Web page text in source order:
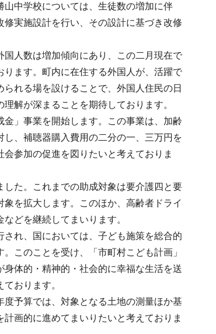
中学校については、生徒数の増加に伴
実施設計を行い、その設計に基づき改修
人数は増加傾向にあり、この二月現在で
ます。町内に在住する外国人が、活躍で
れる場を設けることで、外国人住民の日
解が深まることを期待しております。
」事業を開始します。この事業は、加齢
、補聴器購入費用の二分の一、三万円を
参加の促進を図りたいと考えておりま
た。これまでの助成対象は要介護四と要
を拡大します。このほか、高齢者ドライ
どを継続してまいります。
れ、国においては、子ども施策を総合的
このことを受け、「市町村こども計画」
体的・精神的・社会的に幸福な生活を送
おります。
予算では、対象となる土地の測量ほか基
画的に進めてまいりたいと考えておりま